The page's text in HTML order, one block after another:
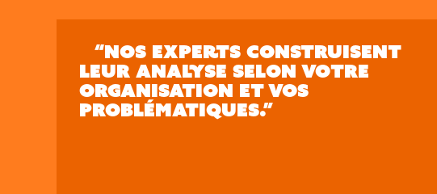
“NOS EXPERTS CONSTRUISENT
LEUR ANALYSE SELON VOTRE
ORGANISATION ET VOS
PROBLÉMATIQUES.”